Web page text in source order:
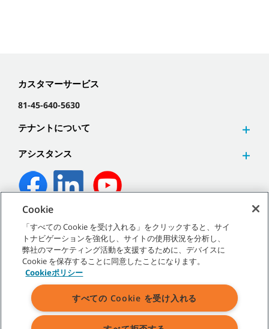
カスタマーサービス
81-45-640-5630
テナントについて
アシスタンス
2026 テナントカンパニー 無断複写･転載を禁じます。
サイトマップ
Cookie
「すべての Cookie を受け入れる」をクリックすると、サイ
トナビゲーションを強化し、サイトの使用状況を分析し、
弊社のマーケティング活動を支援するために、デバイスに
Cookie を保存することに同意したことになります。
Cookieポリシー
すべての Cookie を受け入れる